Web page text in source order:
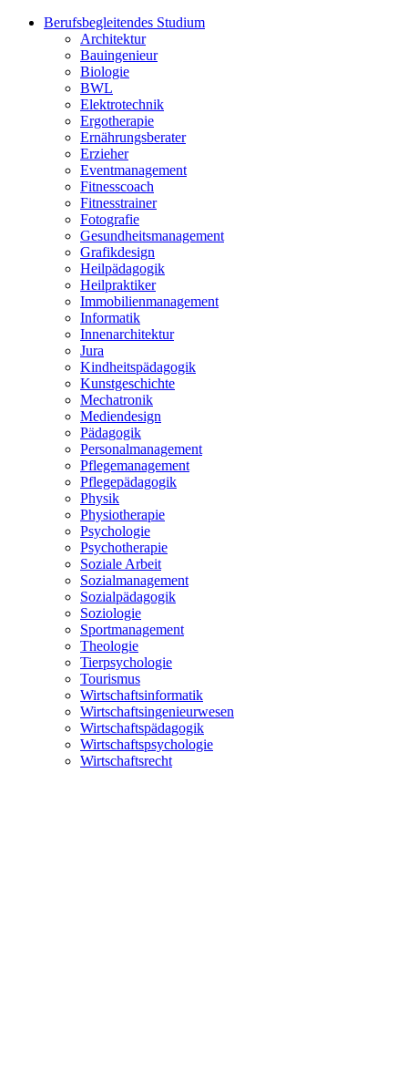
Berufsbegleitendes Studium
Architektur
Bauingenieur
Biologie
BWL
Elektrotechnik
Ergotherapie
Ernährungsberater
Erzieher
Eventmanagement
Fitnesscoach
Fitnesstrainer
Fotografie
Gesundheitsmanagement
Grafikdesign
Heilpädagogik
Heilpraktiker
Immobilienmanagement
Informatik
Innenarchitektur
Jura
Kindheitspädagogik
Kunstgeschichte
Mechatronik
Mediendesign
Pädagogik
Personalmanagement
Pflegemanagement
Pflegepädagogik
Physik
Physiotherapie
Psychologie
Psychotherapie
Soziale Arbeit
Sozialmanagement
Sozialpädagogik
Soziologie
Sportmanagement
Theologie
Tierpsychologie
Tourismus
Wirtschaftsinformatik
Wirtschaftsingenieurwesen
Wirtschaftspädagogik
Wirtschaftspsychologie
Wirtschaftsrecht